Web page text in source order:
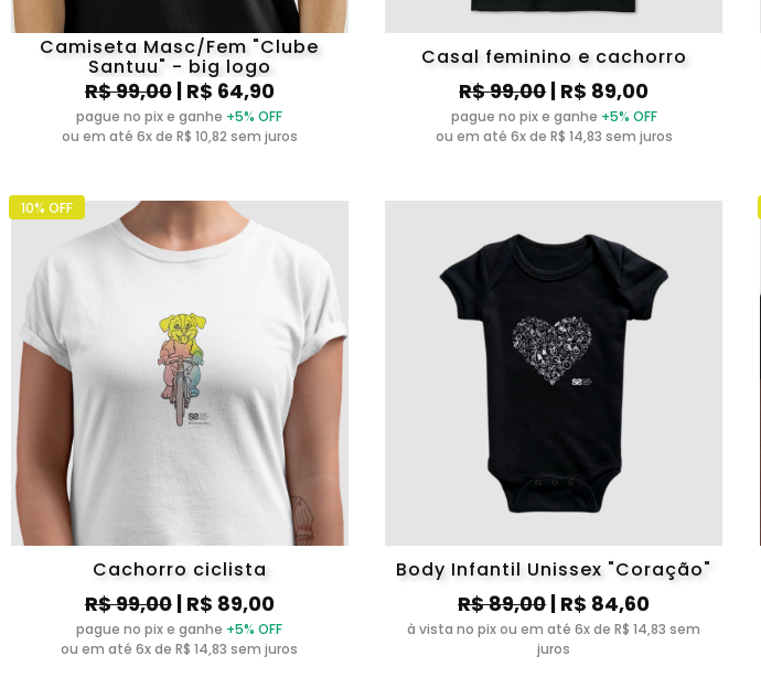
Camiseta Masc/Fem "Clube
Santuu" - big logo
R$ 99,00| R$ 64,90
pague no pix e ganhe +5% OFF
ou em até 6x de R$ 10,82 sem juros
Casal feminino e cachorro
R$ 99,00| R$ 89,00
pague no pix e ganhe +5% OFF
ou em até 6x de R$ 14,83 sem juros
Cachorro ciclista
R$ 99,00| R$ 89,00
pague no pix e ganhe +5% OFF
ou em até 6x de R$ 14,83 sem juros
10% OFF
Body Infantil Unissex "Coração"
R$ 89,00| R$ 84,60
à vista no pix ou em até 6x de R$ 14,83 sem
juros